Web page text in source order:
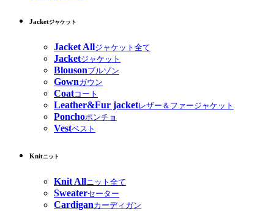
Jacketジャケット
Jacket Allジャケット全て
Jacketジャケット
Blousonブルゾン
Gownガウン
Coatコート
Leather&Fur jacketレザー＆ファージャケット
Ponchoポンチョ
Vestベスト
Knitニット
Knit Allニット全て
Sweaterセーター
Cardiganカーディガン